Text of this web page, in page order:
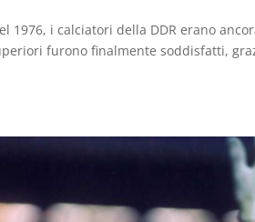
i calciatori della DDR erano
furono finalmente soddisfatti,